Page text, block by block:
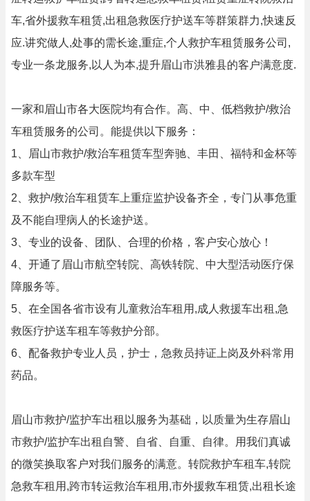
车,省外援救车租赁,出租急救医疗护送车等群策群力,快速反
应.讲究做人,处事的需长途,重症,个人救护车租赁服务公司,
专业一条龙服务,以人为本,提升眉山市洪雅县的客户满意度.
一家和眉山市各大医院均有合作。高、中、低档救护/救治
车租赁服务的公司。能提供以下服务：
1、眉山市救护/救治车租赁车型奔驰、丰田、福特和金杯等
多款车型
2、救护/救治车租赁车上重症监护设备齐全，专门从事危重
及不能自理病人的长途护送。
3、专业的设备、团队、合理的价格，客户安心放心！
4、开通了眉山市航空转院、高铁转院、中大型活动医疗保
障服务等。
5、在全国各省市设有儿童救治车租用,成人救援车出租,急
救医疗护送车租车等救护分部。
6、配备救护专业人员，护士，急救员持证上岗及外科常用
药品。
眉山市救护/监护车出租以服务为基础，以质量为生存眉山
市救护/监护车出租自警、自省、自重、自律。用我们真诚
的微笑换取客户对我们服务的满意。转院救护车租车,转院
急救车租用,跨市转运救治车租用,市外援救车租赁,出租长途